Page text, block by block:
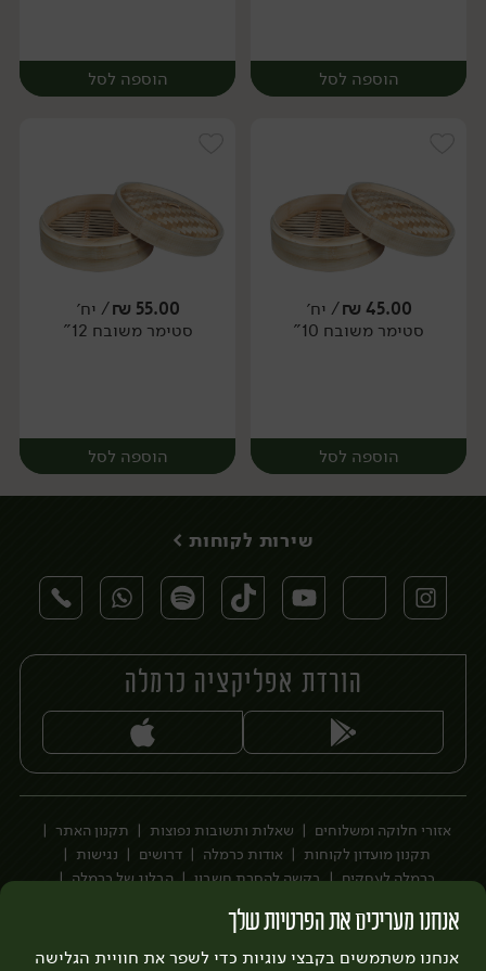
הוספה לסל
יח׳
הוספה לסל
יח׳
45.00
₪/ יח׳
סטימר משובח 10"
הוספה לסל
יח׳
55.00
₪/ יח׳
סטימר משובח 12"
הוספה לסל
יח׳
אנחנו מעריכים את הפרטיות שלך
אנחנו משתמשים בקבצי עוגיות כדי לשפר את חוויית הגלישה
שירות לקוחות >
הורדת אפליקציה כרמלה
אזורי חלוקה ומשלוחים שאלות ותשובות נפוצות
תקנון האתר
תקנון מועדון לקוחות
אודות כרמלה דרושים
נגישות
כרמלה לעסקים
בקשה להסרת חשבון
הבלוג של כרמלה
עיצוב:3bearsפיתוח:Quatro